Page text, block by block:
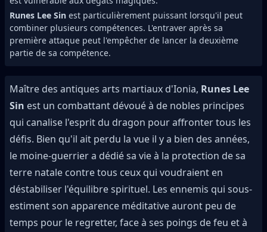
Runes Lee Sin est particulièrement puissant lorsqu'il peut
combiner plusieurs compétences. L'entraver après sa
première attaque peut l'empêcher de lancer la deuxième
partie de sa compétence.
Maître des antiques arts martiaux d'Ionia, Runes Lee
Sin est un combattant dévoué à de nobles principes
qui canalise l'esprit du dragon pour affronter tous les
défis. Bien qu'il ait perdu la vue il y a bien des années,
le moine-guerrier a dédié sa vie à la protection de sa
terre natale contre tous ceux qui voudraient en
déstabiliser l'équilibre spirituel. Les ennemis qui sous-
estiment son apparence méditative auront peu de
temps pour le regretter, face à ses poings de feu et à